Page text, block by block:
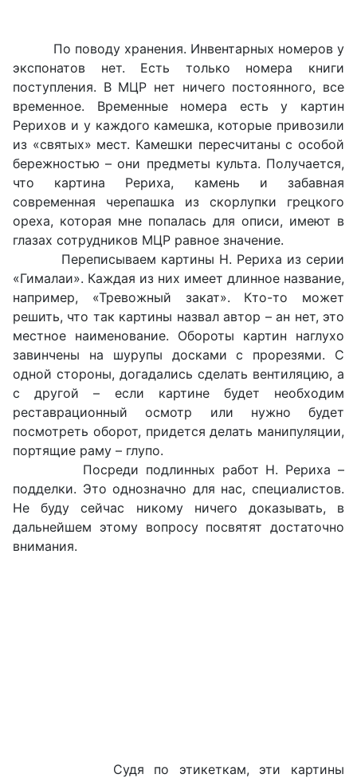
По поводу хранения. Инвентарных номеров у
экспонатов нет. Есть только номера книги
поступления. В МЦР нет ничего постоянного, все
временное. Временные номера есть у картин
Рерихов и у каждого камешка, которые привозили
из «святых» мест. Камешки пересчитаны с особой
бережностью – они предметы культа. Получается,
что картина Рериха, камень и забавная
современная черепашка из скорлупки грецкого
ореха, которая мне попалась для описи, имеют в
глазах сотрудников МЦР равное значение.
Переписываем картины Н. Рериха из серии
«Гималаи». Каждая из них имеет длинное название,
например, «Тревожный закат». Кто-то может
решить, что так картины назвал автор – ан нет, это
местное наименование. Обороты картин наглухо
завинчены на шурупы досками с прорезями. С
одной стороны, догадались сделать вентиляцию, а
с другой – если картине будет необходим
реставрационный осмотр или нужно будет
посмотреть оборот, придется делать манипуляции,
портящие раму – глупо.
Посреди подлинных работ Н. Рериха –
подделки. Это однозначно для нас, специалистов.
Не буду сейчас никому ничего доказывать, в
дальнейшем этому вопросу посвятят достаточно
внимания.
Судя по этикеткам, эти картины